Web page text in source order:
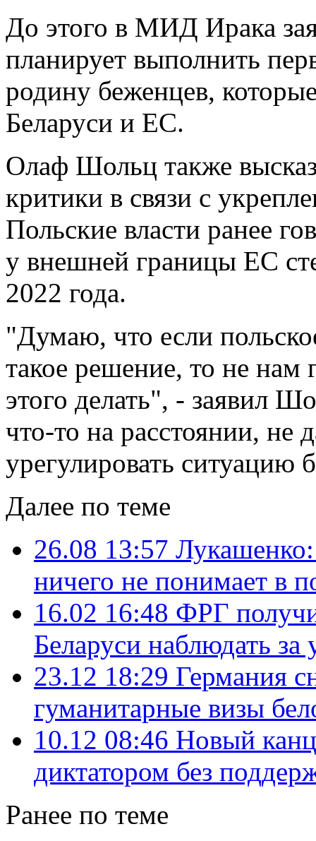
До этого в МИД Ирака
планирует выполнить
родину беженцев,
Беларуси и ЕС.
Олаф Шольц также
критики в связи с
Польские власти ранее
у внешней границы ЕС
2022 года.
"Думаю, что если
такое решение, то не нам
этого делать", - заявил
что-то на расстоянии, не
урегулировать ситуацию
Далее по теме
26.08 13:57
ничего не понимает в
16.02 16:48 ФРГ
Беларуси наблюдать за
23.12 18:29 Германия
гуманитарные визы
10.12 08:46 Новый
диктатором без
Ранее по теме